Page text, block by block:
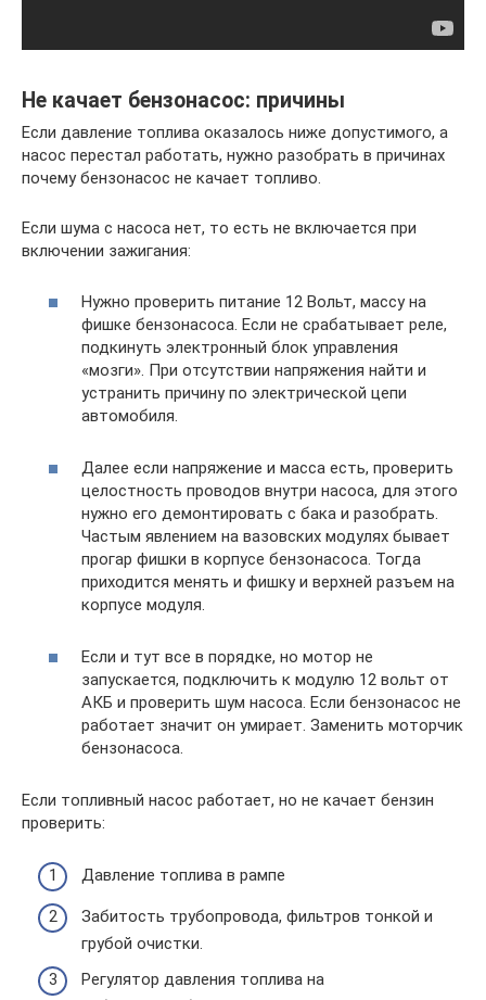
Не качает бензонасос: причины
Если давление топлива оказалось ниже допустимого, а
насос перестал работать, нужно разобрать в причинах
почему бензонасос не качает топливо.
Если шума с насоса нет, то есть не включается при
включении зажигания:
Нужно проверить питание 12 Вольт, массу на
фишке бензонасоса. Если не срабатывает реле,
подкинуть электронный блок управления
«мозги». При отсутствии напряжения найти и
устранить причину по электрической цепи
автомобиля.
Далее если напряжение и масса есть, проверить
целостность проводов внутри насоса, для этого
нужно его демонтировать с бака и разобрать.
Частым явлением на вазовских модулях бывает
прогар фишки в корпусе бензонасоса. Тогда
приходится менять и фишку и верхней разъем на
корпусе модуля.
Если и тут все в порядке, но мотор не
запускается, подключить к модулю 12 вольт от
АКБ и проверить шум насоса. Если бензонасос не
работает значит он умирает. Заменить моторчик
бензонасоса.
Если топливный насос работает, но не качает бензин
проверить:
Давление топлива в рампе
Забитость трубопровода, фильтров тонкой и
грубой очистки.
Регулятор давления топлива на